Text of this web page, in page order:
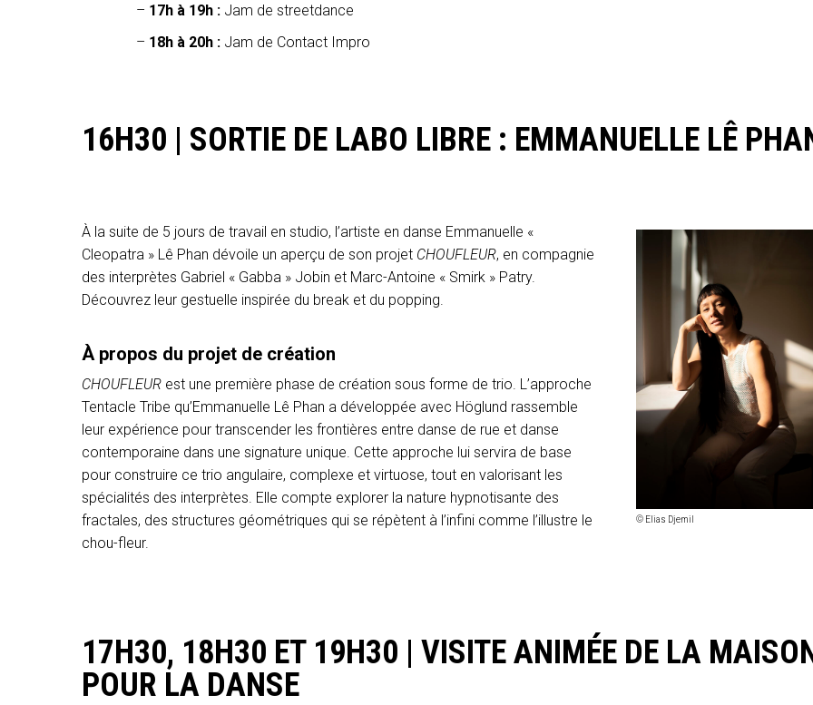
17h à 19h : Jam de streetdance
18h à 20h : Jam de Contact Impro
16H30 | SORTIE DE LABO LIBRE : EMMANUELLE LÊ
À la suite de 5 jours de travail en studio, l’artiste en danse Emmanuelle «
Cleopatra » Lê Phan dévoile un aperçu de son projet CHOUFLEUR, en compagnie
des interprètes Gabriel « Gabba » Jobin et Marc-Antoine « Smirk » Patry.
Découvrez leur gestuelle inspirée du break et du popping.
À propos du projet de création
CHOUFLEUR est une première phase de création sous forme de trio. L’approche
Tentacle Tribe qu’Emmanuelle Lê Phan a développée avec Höglund rassemble
leur expérience pour transcender les frontières entre danse de rue et danse
contemporaine dans une signature unique. Cette approche lui servira de base
pour construire ce trio angulaire, complexe et virtuose, tout en valorisant les
spécialités des interprètes. Elle compte explorer la nature hypnotisante des
fractales, des structures géométriques qui se répètent à l’infini comme l’illustre le
chou-fleur.
© Elias Djemil
17H30, 18H30 ET 19H30 | VISITE ANIMÉE DE LA
POUR LA DANSE